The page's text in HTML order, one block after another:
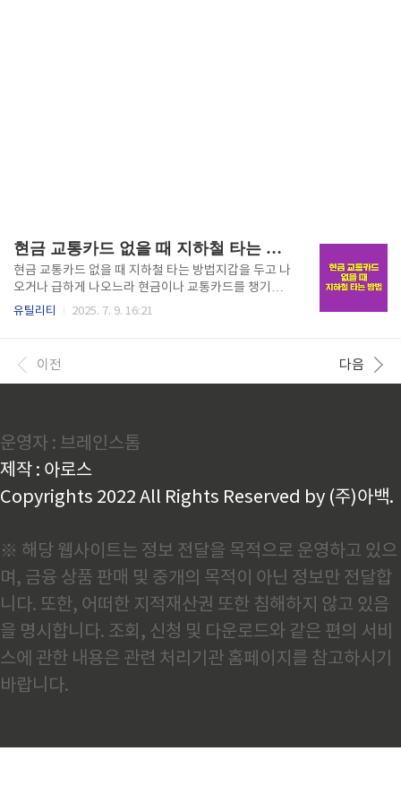
현금 교통카드 없을 때 지하철 타는 방법
현금 교통카드 없을 때 지하철 타는 방법지갑을 두고 나
오거나 급하게 나오느라 현금이나 교통카드를 챙기지
못해 당황했던 경험이 있으실 겁니다. 이러한 상황에서
한 유용한 정보를 공유해 드리겠습니다. 스마트폰으로
지하철을 이용하는 방법모바일 교통카드 사용의 편리
고 놀랐지만, 알고 보니 정말 편리하더라고요. 스마트폰
을 활용하면,현금 교통카드 없을 때 지하철 타는 방법의
가장 쉽고 빠른 해결책이 될 수 있습니다. 우선, 모바일
교통카드를 사용하..
유틸리티 2025. 7. 9. 16:21
이전 다음
운영자 : 브레인스톰
제작 : 아로스
Copyrights 2022 All Rights Reserved by (주)아백.
※ 해당 웹사이트는 정보 전달을 목적으로 운영하고 있으
며, 금융 상품 판매 및 중개의 목적이 아닌 정보만 전달합
니다. 또한, 어떠한 지적재산권 또한 침해하지 않고 있음
을 명시합니다. 조회, 신청 및 다운로드와 같은 편의 서비
스에 관한 내용은 관련 처리기관 홈페이지를 참고하시기
바랍니다.